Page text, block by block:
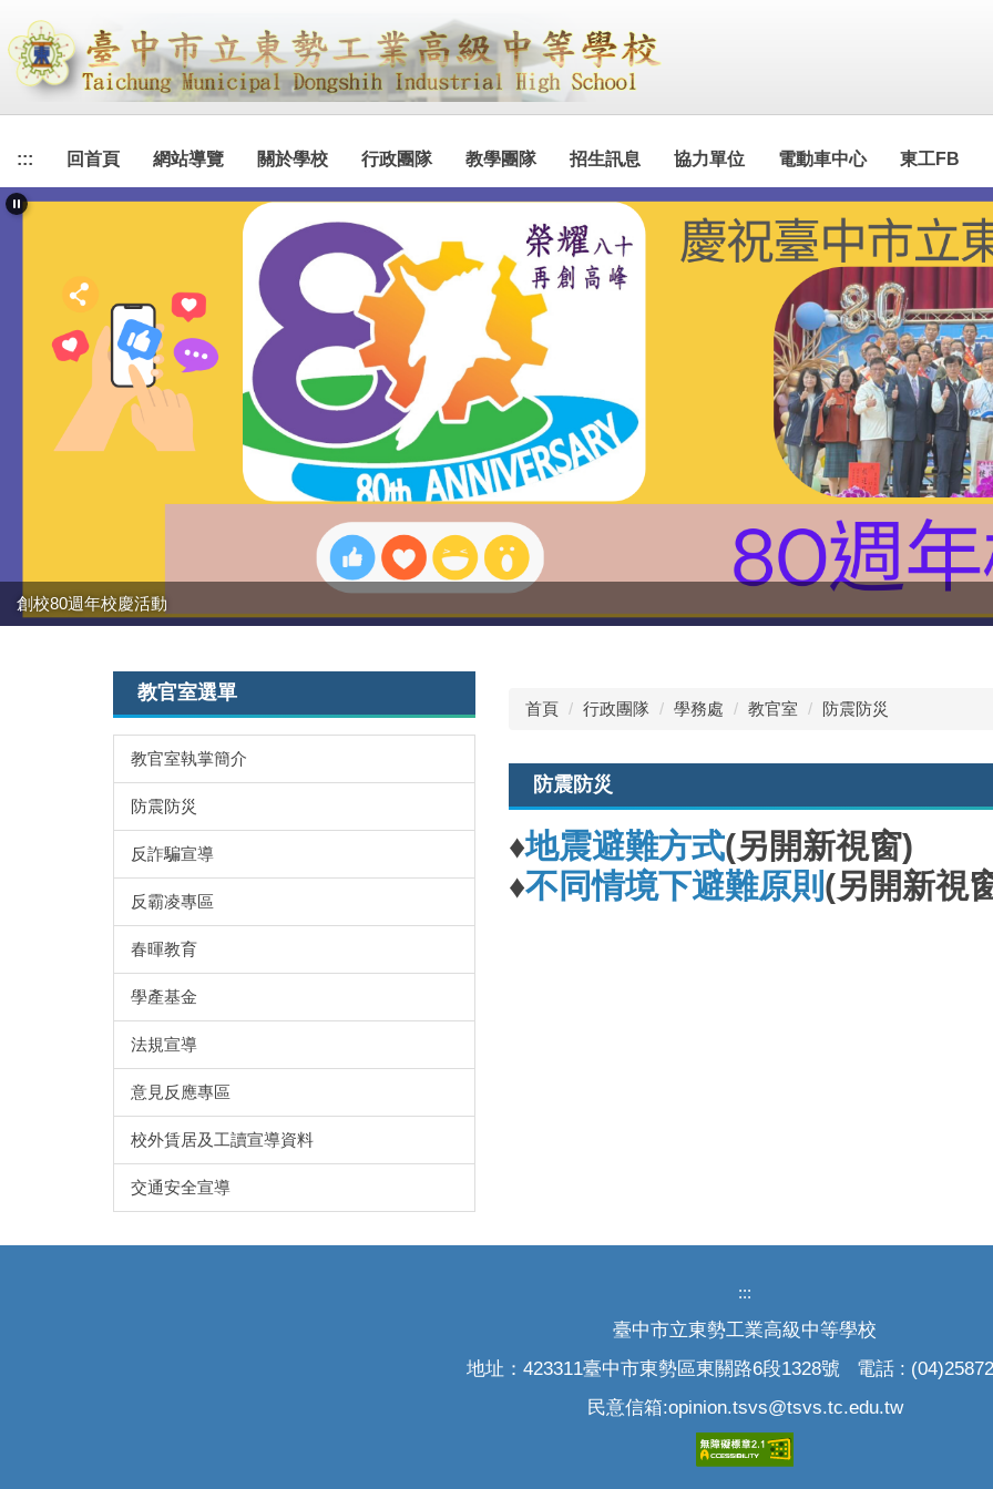
到
主
要
內
區
::: 回首頁 網站導覽 關於學校 行政團隊 教學團隊 招生訊息 協力單位 電動車中心 東工FB
創校80週年校慶活動
強棒出擊!!!狂賀校長
教官室選單
教官室執掌簡介
防震防災
反詐騙宣導
反霸凌專區
春暉教育
學產基金
法規宣導
意見反應專區
校外賃居及工讀宣導資料
交通安全宣導
首頁 行政團隊 學務處 教官室 防震防災
防震防災
♦地震避難方式(另開新視窗)
♦不同情境下避難原則 (另開新視
:::
臺中市立東勢工業高級中等學校
地址：423311臺中市東勢區東關路6段1328號 電話 :
民意信箱:opinion.tsvs@tsvs.tc.edu.tw